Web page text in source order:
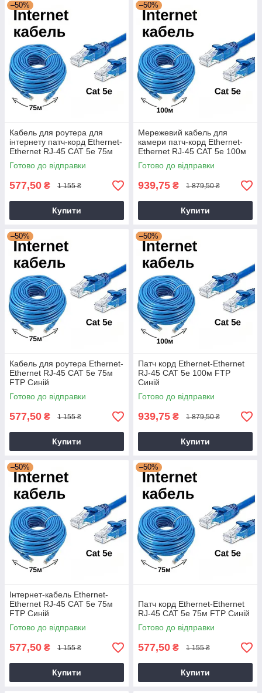
–50%
Кабель для роутера для
інтернету патч-корд Ethernet-
Ethernet RJ-45 CAT 5е 75м
FTP Синій
Готово до відправки
577,50 ₴ 1 155 ₴
Купити
–50%
Мережевий кабель для
камери патч-корд Ethernet-
Ethernet RJ-45 CAT 5е 100м
FTP Синій
Готово до відправки
939,75 ₴ 1 879,50 ₴
Купити
–50%
Кабель для роутера Ethernet-
Ethernet RJ-45 CAT 5е 75м
FTP Синій
Готово до відправки
577,50 ₴ 1 155 ₴
Купити
–50%
Патч корд Ethernet-Ethernet
RJ-45 CAT 5е 100м FTP
Синій
Готово до відправки
939,75 ₴ 1 879,50 ₴
Купити
–50%
Інтернет-кабель Ethernet-
Ethernet RJ-45 CAT 5е 75м
FTP Синій
Готово до відправки
577,50 ₴ 1 155 ₴
Купити
–50%
Патч корд Ethernet-Ethernet
RJ-45 CAT 5е 75м FTP Синій
Готово до відправки
577,50 ₴ 1 155 ₴
Купити